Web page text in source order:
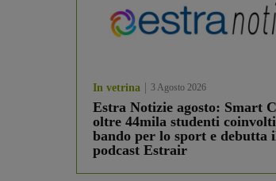
In vetrina 3 Agosto 2026
Estra Notizie agosto: Smart
oltre 44mila studenti
bando per lo sport e debutta
podcast Estrair